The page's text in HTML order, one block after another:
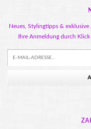
Neues, Stylingtipps &
Ihre Anmeldung durch